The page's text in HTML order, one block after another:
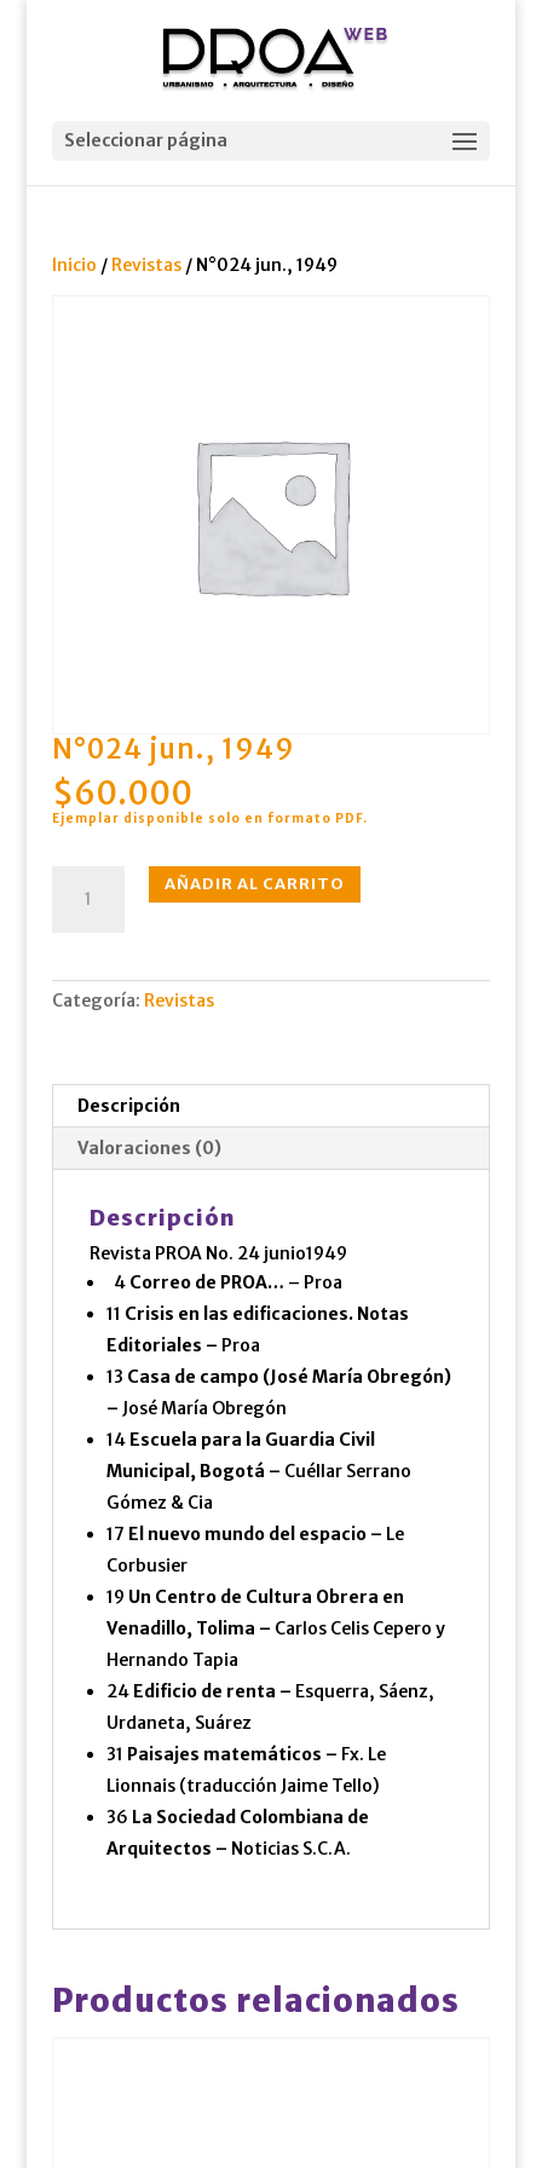
Seleccionar página
Inicio / Revistas/ N°024 jun., 1949
N°024 jun., 1949
$60.000
Ejemplar disponible solo en formato PDF.
jun.,
AÑADIR AL CARRITO
Categoría: Revistas
Descripción
Valoraciones (0)
Descripción
Revista PROA No. 24 junio1949
4 Correo de PROA… – Proa
11 Crisis en las edificaciones. Notas
Editoriales – Proa
13 Casa de campo (José María Obregón)
– José María Obregón
14 Escuela para la Guardia Civil
Municipal, Bogotá – Cuéllar Serrano
Gómez & Cia
17 El nuevo mundo del espacio – Le
Corbusier
19 Un Centro de Cultura Obrera en
Venadillo, Tolima – Carlos Celis Cepero y
Hernando Tapia
24 Edificio de renta – Esquerra, Sáenz,
Urdaneta, Suárez
31 Paisajes matemáticos – Fx. Le
Lionnais (traducción Jaime Tello)
36 La Sociedad Colombiana de
Arquitectos – Noticias S.C.A.
Productos relacionados